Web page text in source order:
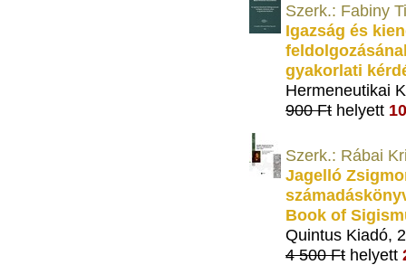
Szerk.: Fabiny
Igazság és
gyakorlati
Hermeneutikai
900 Ft helyett
Szerk.: Rábai
Jagelló
Book of
Quintus Kiadó,
4 500 Ft helyett